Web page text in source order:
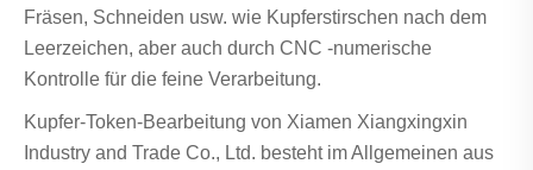
Fräsen, Schneiden usw. wie Kupferstirschen nach dem
Leerzeichen, aber auch durch CNC -numerische
Kontrolle für die feine Verarbeitung.
Kupfer-Token-Bearbeitung von Xiamen Xiangxingxin
Industry and Trade Co., Ltd. besteht im Allgemeinen aus